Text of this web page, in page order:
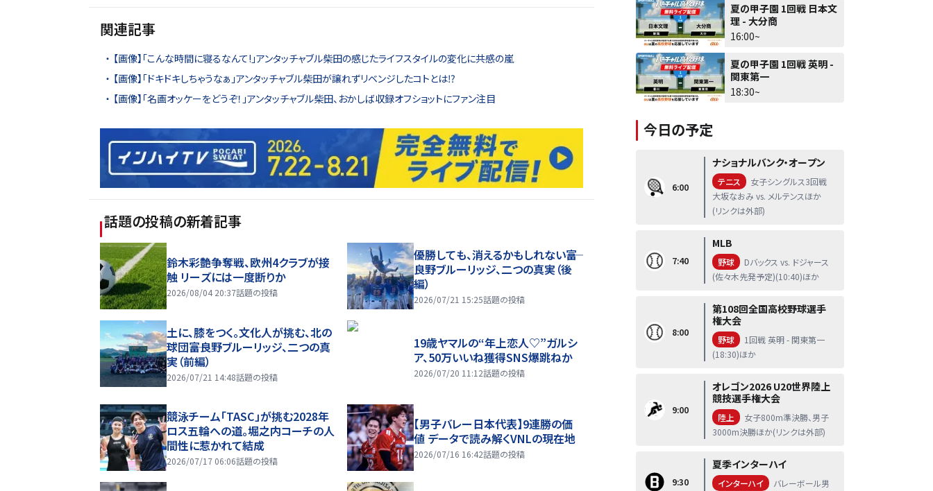
関連記事
【画像】「こんな時間に寝るなんて!」アンタッチャブル柴田の感じたライフスタイルの変化に共感の嵐
【画像】「ドキドキしちゃうなぁ」アンタッチャブル柴田が譲れずリベンジしたコトとは⁉
【画像】「名画オッケーをどうぞ！」アンタッチャブル柴田、おかしば収録オフショットにファン注目
話題の投稿の新着記事
鈴木彩艶争奪戦、欧州4クラブが接
触 リーズには一度断りか
2026/08/04 20:37話題の投稿
優勝しても、消えるかもしれない――富
良野ブルーリッジ、二つの真実（後
編）
2026/07/21 15:25話題の投稿
土に、膝をつく。文化人が挑む、北の
球団――富良野ブルーリッジ、二つの真
実（前編）
2026/07/21 14:48話題の投稿
19歳ヤマルの“年上恋人♡”ガルシ
ア、50万いいね獲得SNS爆跳ねか
2026/07/20 11:12話題の投稿
競泳チーム「TASC」が挑む2028年
ロス五輪への道。堀之内コーチの人
間性に惹かれて結成
2026/07/17 06:06話題の投稿
【男子バレー日本代表】9連勝の価
値 データで読み解くVNLの現在地
2026/07/16 16:42話題の投稿
夏の甲子園 1回戦 日本文
理 - 大分商
16:00~
夏の甲子園 1回戦 英明 -
関東第一
18:30~
今日の予定
6:00
ナショナルバンク・オープン
テニス
女子シングルス3回戦
大坂なおみ vs. メルテンスほか
(リンクは外部)
7:40
MLB
野球
Dバックス vs. ドジャース
(佐々木先発予定)(10:40)ほか
8:00
第108回全国高校野球選手
権大会
野球
1回戦 英明 - 関東第一
(18:30)ほか
9:00
オレゴン2026 U20世界陸上
競技選手権大会
陸上
女子800m準決勝、男子
3000m決勝ほか(リンクは外部)
9:30
夏季インターハイ
インターハイ
バレーボール男